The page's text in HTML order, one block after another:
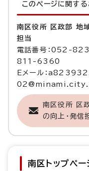
このページに関する
南区役所 区政部 地
担当
電話番号：052-
811-6360
Eメール：
南区役所 区
の向上・発信
南区トップペー